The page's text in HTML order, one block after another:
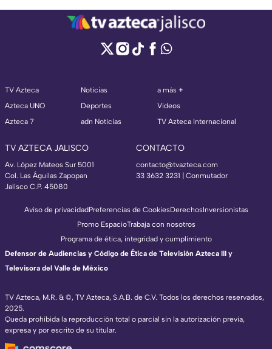
TV Azteca
Azteca UNO
Azteca 7
Noticias
Deportes
adn Noticias
a más +
Videos
TV Azteca Internacional
TV AZTECA JALISCO
Av. López Mateos Sur 5001
Col. Las Águilas Zapopan
Jalisco C.P. 45080
CONTACTO
contacto@tvazteca.com
33 3632 3231 | Conmutador
TV Azteca, M.R. & ©, TV Azteca, S.A.B. de C.V. Todos los derechos reservados,
2025.
Queda prohibida la reproducción total o parcial sin la autorización previa,
expresa y por escrito de su titular.
Aviso de privacidadPreferencias de CookiesDerechosInversionistas
Promo EspacioTrabaja con nosotros
Programa de ética, integridad y cumplimiento
Defensor de Audiencias y Código de Ética de Televisión Azteca III y
Televisora del Valle de México